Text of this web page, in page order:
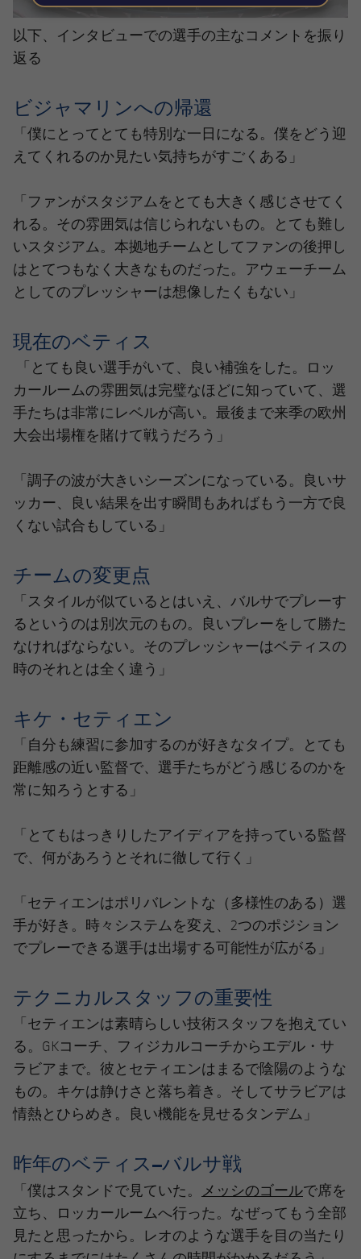
以下、インタビューでの選手の主なコメントを振り
返る
ビジャマリンへの帰還
「僕にとってとても特別な一日になる。僕をどう迎
えてくれるのか見たい気持ちがすごくある」
「ファンがスタジアムをとても大きく感じさせてく
れる。その雰囲気は信じられないもの。とても難し
いスタジアム。本拠地チームとしてファンの後押し
はとてつもなく大きなものだった。アウェーチーム
としてのプレッシャーは想像したくもない」
現在のベティス
「とても良い選手がいて、良い補強をした。ロッ
カールームの雰囲気は完璧なほどに知っていて、選
手たちは非常にレベルが高い。最後まで来季の欧州
大会出場権を賭けて戦うだろう」
「調子の波が大きいシーズンになっている。良いサ
ッカー、良い結果を出す瞬間もあればもう一方で良
くない試合もしている」
チームの変更点
「スタイルが似ているとはいえ、バルサでプレーす
るというのは別次元のもの。良いプレーをして勝た
なければならない。そのプレッシャーはベティスの
時のそれとは全く違う」
キケ・セティエン
「自分も練習に参加するのが好きなタイプ。とても
距離感の近い監督で、選手たちがどう感じるのかを
常に知ろうとする」
「とてもはっきりしたアイディアを持っている監督
で、何があろうとそれに徹して行く」
「セティエンはポリバレントな（多様性のある）選
手が好き。時々システムを変え、2つのポジション
でプレーできる選手は出場する可能性が広がる」
テクニカルスタッフの重要性
「セティエンは素晴らしい技術スタッフを抱えてい
る。GKコーチ、フィジカルコーチからエデル・サ
ラビアまで。彼とセティエンはまるで陰陽のような
もの。キケは静けさと落ち着き。そしてサラビアは
情熱とひらめき。良い機能を見せるタンデム」
昨年のベティス–バルサ戦
「僕はスタンドで見ていた。 メッシのゴールで席を
立ち、ロッカールームへ行った。なぜってもう全部
見たと思ったから。レオのような選手を目の当たり